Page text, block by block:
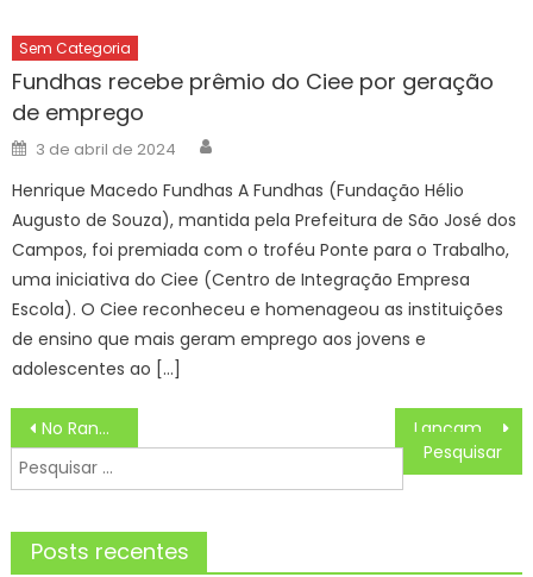
Sem Categoria
Fundhas recebe prêmio do Ciee por geração
de emprego
Posted
on
3 de abril de 2024
Henrique Macedo Fundhas A Fundhas (Fundação Hélio
Augusto de Souza), mantida pela Prefeitura de São José dos
Campos, foi premiada com o troféu Ponte para o Trabalho,
uma iniciativa do Ciee (Centro de Integração Empresa
Escola). O Ciee reconheceu e homenageou as instituições
de ensino que mais geram emprego aos jovens e
adolescentes ao […]
Navegação
de
Post
No Rancho Fundo – Resumo dos capítulos 125 a 130 da novela da Globo de 09 a 14/09
Pesquisar
por:
Posts recentes